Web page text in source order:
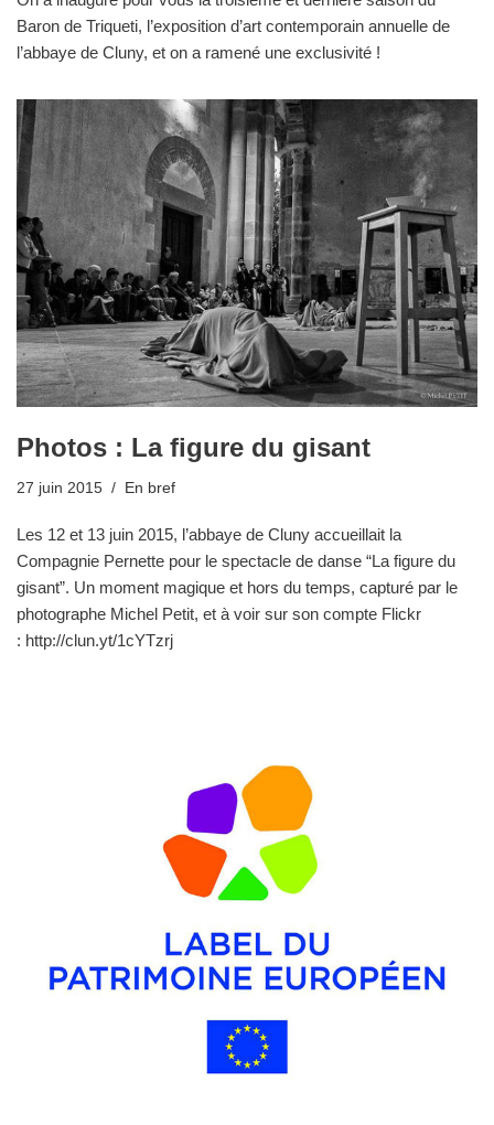
Baron de Triqueti, l’exposition d’art contemporain annuelle de
l’abbaye de Cluny, et on a ramené une exclusivité !
Photos : La figure du gisant
27 juin 2015 En bref
Les 12 et 13 juin 2015, l’abbaye de Cluny accueillait la
Compagnie Pernette pour le spectacle de danse “La figure du
gisant”. Un moment magique et hors du temps, capturé par le
photographe Michel Petit, et à voir sur son compte Flickr
: http://clun.yt/1cYTzrj